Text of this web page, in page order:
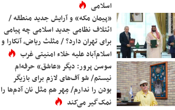
اسلامی
«پیمان مکه» و آرایش جدید منطقه /
ائتلاف نظامی جدید اسلامی چه پیامی
برای تهران دارد؟ / مثلث ریاض، آنکارا و
اسلام‌آباد علیه خلاء امنیتی غرب
سوسن پرور: دیگر «عاشق» حرفه‌ام
نیستم/ شو آف‌های لازم برای بازیگر
بودن را ندارم/ مِهر هم مثل نان آدم‌ها را
نمک‌گیر می‌کند